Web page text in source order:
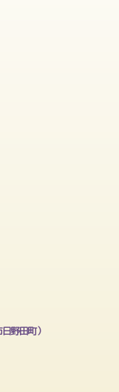
野田町）